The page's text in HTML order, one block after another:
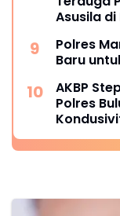
Baru
AKBP
Polres